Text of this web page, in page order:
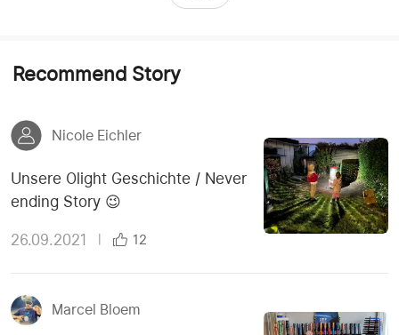
Recommend Story
Nicole Eichler
Unsere Olight Geschichte / Never
ending Story 😉
26.09.2021 | 12
Marcel Bloem